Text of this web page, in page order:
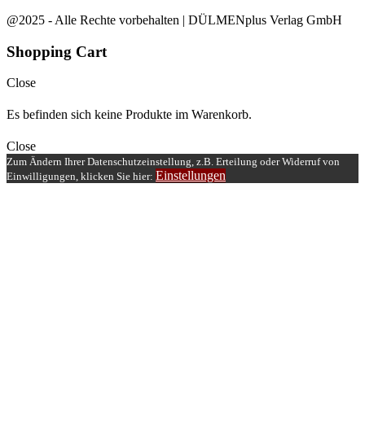
@2025 - Alle Rechte vorbehalten | DÜLMENplus Verlag GmbH
Shopping Cart
Close
Es befinden sich keine Produkte im Warenkorb.
Close
Zum Ändern Ihrer Datenschutzeinstellung, z.B. Erteilung oder Widerruf von
Einwilligungen, klicken Sie hier: Einstellungen